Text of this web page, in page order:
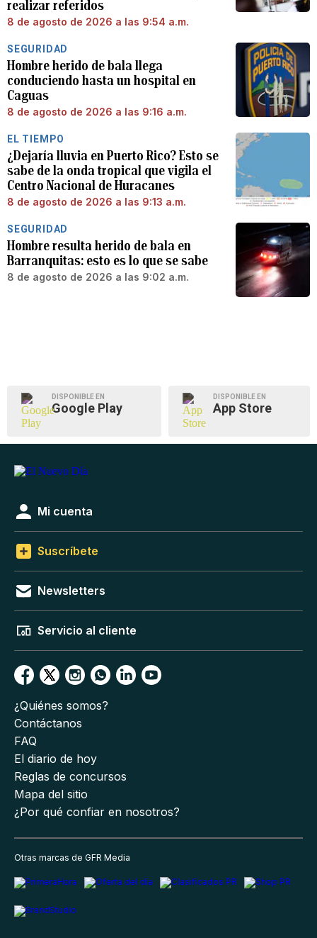
realizar referidos
8 de agosto de 2026 a las 9:54 a.m.
SEGURIDAD
Hombre herido de bala llega
conduciendo hasta un hospital en
Caguas
8 de agosto de 2026 a las 9:16 a.m.
EL TIEMPO
¿Dejaría lluvia en Puerto Rico? Esto se
sabe de la onda tropical que vigila el
Centro Nacional de Huracanes
8 de agosto de 2026 a las 9:13 a.m.
SEGURIDAD
Hombre resulta herido de bala en
Barranquitas: esto es lo que se sabe
8 de agosto de 2026 a las 9:02 a.m.
DISPONIBLE EN
Google Play
DISPONIBLE EN
App Store
Mi cuenta
Suscríbete
Newsletters
Servicio al cliente
¿Quiénes somos?
Contáctanos
FAQ
El diario de hoy
Reglas de concursos
Mapa del sitio
¿Por qué confiar en nosotros?
Otras marcas de GFR Media